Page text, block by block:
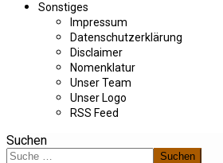
Sonstiges
Impressum
Datenschutzerklärung
Disclaimer
Nomenklatur
Unser Team
Unser Logo
RSS Feed
Suchen
Suchen